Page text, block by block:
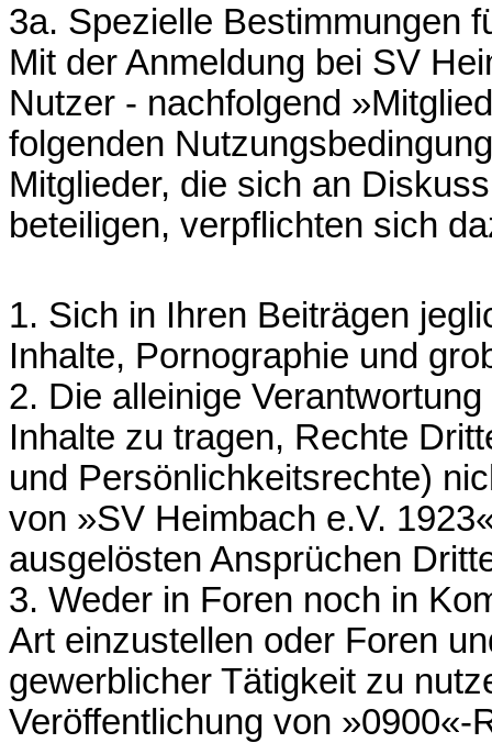
3a. Spezielle Bestimmungen
Mit der Anmeldung bei SV
Nutzer - nachfolgend
folgenden
Mitglieder, die sich an
beteiligen, verpflichten sich
1. Sich in Ihren Beiträgen
Inhalte, Pornographie und
2. Die alleinige
Inhalte zu tragen, Rechte
und Persönlichkeitsrechte)
von »SV Heimbach e.V.
ausgelösten Ansprüchen
3. Weder in Foren noch in
Art einzustellen oder Foren
gewerblicher Tätigkeit zu
Veröffentlichung von